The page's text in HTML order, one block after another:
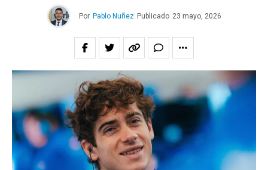
Por Pablo Nuñez Publicado 23 mayo, 2026